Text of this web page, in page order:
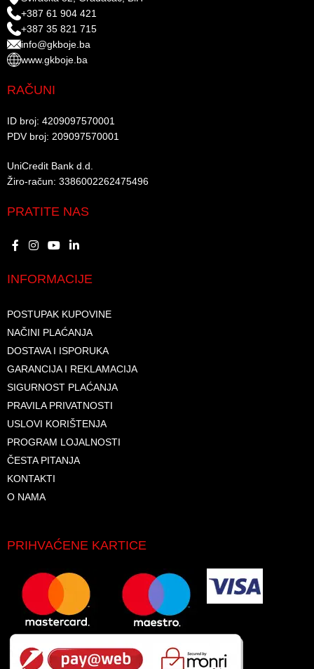
+387 61 904 421
+387 35 821 715
info@gkboje.ba
www.gkboje.ba
RAČUNI
ID broj: 4209097570001​
PDV broj: 209097570001 ​
UniCredit Bank d.d.​
Žiro-račun: 3386002262475496​​
PRATITE NAS
INFORMACIJE
POSTUPAK KUPOVINE
NAČINI PLAĆANJA
DOSTAVA I ISPORUKA
GARANCIJA I REKLAMACIJA
SIGURNOST PLAĆANJA
PRAVILA PRIVATNOSTI
USLOVI KORIŠTENJA
PROGRAM LOJALNOSTI
ČESTA PITANJA
KONTAKTI
O NAMA
PRIHVAĆENE KARTICE